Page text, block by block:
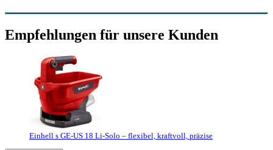
Empfehlungen für unsere Kunden
Einhell s GE-US 18 Li-Solo – flexibel, kraftvoll, präzise